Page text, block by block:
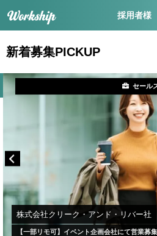
採用者様
新着募集PICKUP
株式会社クリーク・アンド・リバー社
【一部リモ可】イベント企画会社にて営業募
セール